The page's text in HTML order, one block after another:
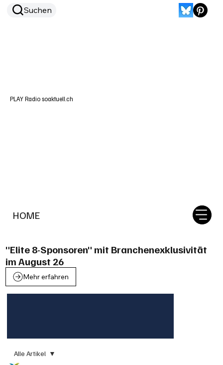
HOME
Suchen
PLAY Radio soaktuell.ch
"Elite 8-Sponsoren" mit Branchenexklusivität
im August 26
Mehr erfahren
Alle Artikel